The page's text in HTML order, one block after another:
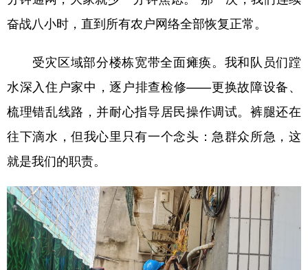
奋战八小时，直到所有农户网络全部恢复正常。
受灾区域部分楼栋宽带全面瘫痪。我和队员们蹚
水深入住户家中，逐户排查检修——更换故障设备、
梳理错乱线路，并耐心指导居民操作调试。裤腿还在
往下滴水，但我心里只有一个念头：急群众所急，这
就是我们的职责。